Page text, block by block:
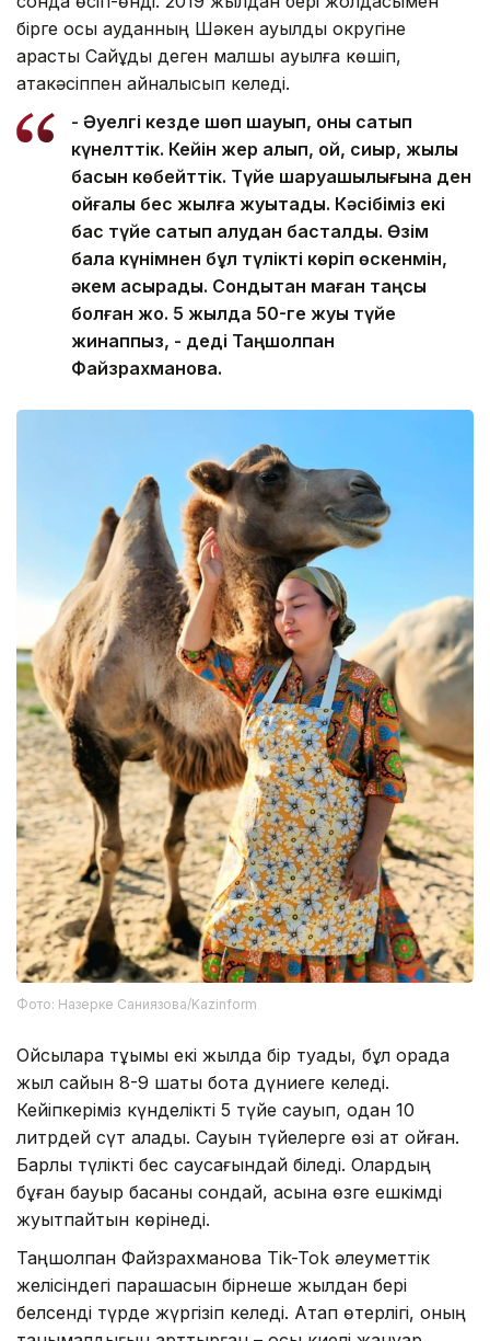
бірге осы ауданның Шәкен ауылдық округіне
қарасты Сайқұдық деген малшы ауылға көшіп,
атакәсіппен айналысып келеді.
- Әуелгі кезде шөп шауып, оны сатып
күнелттік. Кейін жер алып, қой, сиыр, жылқы
басын көбейттік. Түйе шаруашылығына ден
қойғалы бес жылға жуықтады. Кәсібіміз екі
бас түйе сатып алудан басталды. Өзім
бала күнімнен бұл түлікті көріп өскенмін,
әкем асырады. Сондықтан маған таңсық
болған жоқ. 5 жылда 50-ге жуық түйе
жинаппыз, - деді Таңшолпан
Файзрахманова.
Фото: Назерке Саниязова/Kazinform
Ойсылқара тұқымы екі жылда бір туады, бұл қорада
жыл сайын 8-9 шақты бота дүниеге келеді.
Кейіпкеріміз күнделікті 5 түйе сауып, одан 10
литрдей сүт алады. Сауын түйелерге өзі ат қойған.
Барлық түлікті бес саусағындай біледі. Олардың
бұған бауыр басқаны сондай, қасына өзге ешкімді
жуытпайтын көрінеді.
Таңшолпан Файзрахманова Tik-Tok әлеуметтік
желісіндегі парақшасын бірнеше жылдан бері
белсенді түрде жүргізіп келеді. Атап өтерлігі, оның